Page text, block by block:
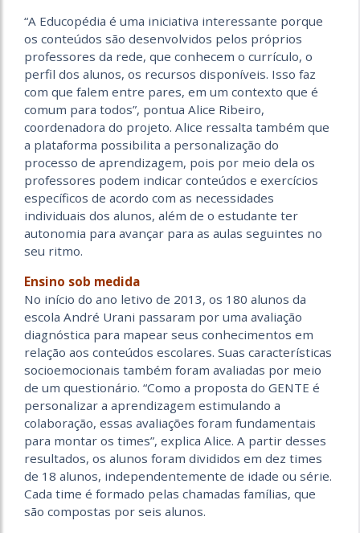
“A Educopédia é uma iniciativa interessante porque
os conteúdos são desenvolvidos pelos próprios
professores da rede, que conhecem o currículo, o
perfil dos alunos, os recursos disponíveis. Isso faz
com que falem entre pares, em um contexto que é
comum para todos”, pontua Alice Ribeiro,
coordenadora do projeto. Alice ressalta também que
a plataforma possibilita a personalização do
processo de aprendizagem, pois por meio dela os
professores podem indicar conteúdos e exercícios
específicos de acordo com as necessidades
individuais dos alunos, além de o estudante ter
autonomia para avançar para as aulas seguintes no
seu ritmo.
Ensino sob medida
No início do ano letivo de 2013, os 180 alunos da
escola André Urani passaram por uma avaliação
diagnóstica para mapear seus conhecimentos em
relação aos conteúdos escolares. Suas características
socioemocionais também foram avaliadas por meio
de um questionário. “Como a proposta do GENTE é
personalizar a aprendizagem estimulando a
colaboração, essas avaliações foram fundamentais
para montar os times”, explica Alice. A partir desses
resultados, os alunos foram divididos em dez times
de 18 alunos, independentemente de idade ou série.
Cada time é formado pelas chamadas famílias, que
são compostas por seis alunos.